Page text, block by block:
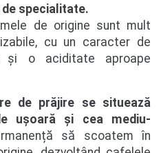
specialitate.
de origine sunt mult
cu un caracter de
și o aciditate aproape
de prăjire se situează
ușoară și cea mediu-
să scoatem în